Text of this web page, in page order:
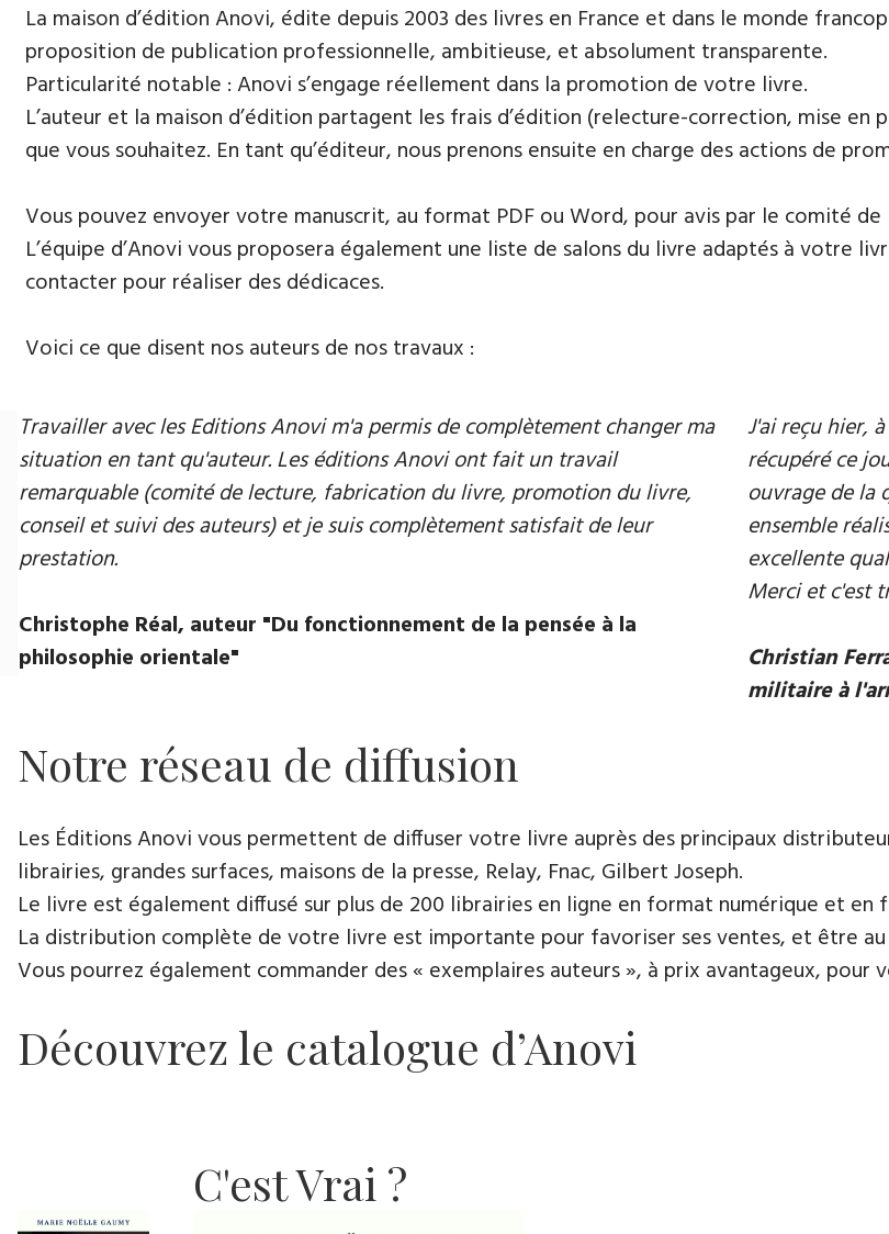
La maison d’édition Anovi, édite depuis 2003 des livres en France et dans le monde
proposition de publication professionnelle, ambitieuse, et absolument transparente.
Particularité notable : Anovi s’engage réellement dans la promotion de votre livre.
L’auteur et la maison d’édition partagent les frais d’édition (relecture-correction, mise
que vous souhaitez. En tant qu’éditeur, nous prenons ensuite en charge des actions de
Vous pouvez envoyer votre manuscrit, au format PDF ou Word, pour avis par le comité de
L’équipe d’Anovi vous proposera également une liste de salons du livre adaptés à votre
contacter pour réaliser des dédicaces.
Voici ce que disent nos auteurs de nos travaux :
Travailler avec les Editions Anovi m'a permis de complètement changer ma
situation en tant qu'auteur. Les éditions Anovi ont fait un travail
remarquable (comité de lecture, fabrication du livre, promotion du livre,
conseil et suivi des auteurs) et je suis complètement satisfait de leur
prestation.
Christophe Réal, auteur ​"Du fonctionnement de la pensée à la
philosophie orientale"
J'ai reçu hier,
récupéré ce
ouvrage de la
ensemble
excellente
Merci et c'est
Christian
militaire à
Notre réseau de diffusion
Les Éditions Anovi vous permettent de diffuser votre livre auprès des principaux
librairies, grandes surfaces, maisons de la presse, Relay, Fnac, Gilbert Joseph.
Le livre est également diffusé sur plus de 200 librairies en ligne en format numérique et en
La distribution complète de votre livre est importante pour favoriser ses ventes, et être au
Vous pourrez également commander des « exemplaires auteurs », à prix avantageux,
Découvrez le catalogue d’Anovi
C'est Vrai ?